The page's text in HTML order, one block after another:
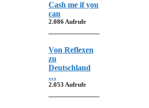
Cash me if you
can
2.086 Aufrufe
Von Reflexen
zu
Deutschland
…
2.053 Aufrufe